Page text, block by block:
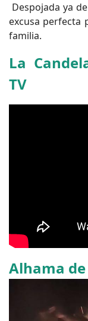
Despojada ya
excusa perfecta
familia.
La
TV
Alhama